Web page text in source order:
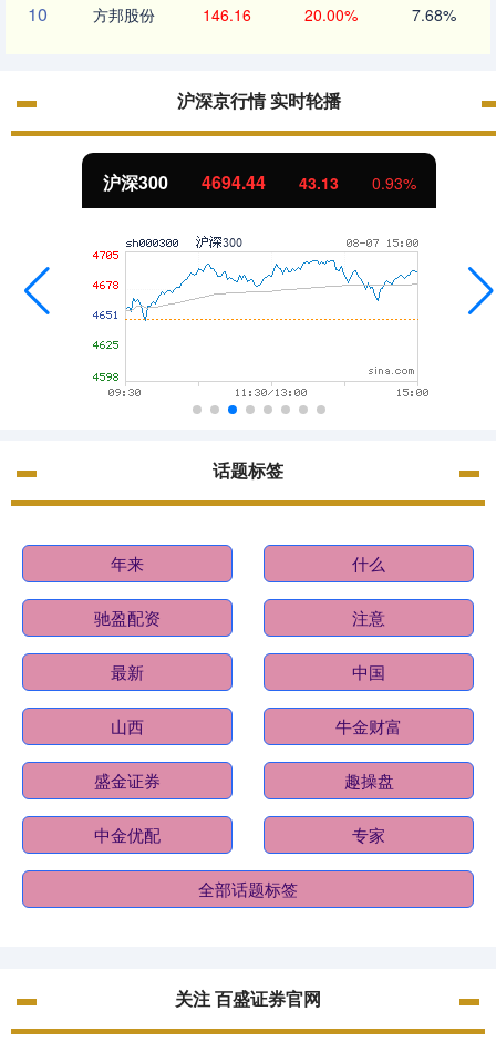
10 方邦股份 146.16 20.00% 7.68%
沪深京行情 实时轮播
沪深300 4694.44 43.13 0.93%
话题标签
年来 什么
驰盈配资 注意
最新 中国
山西 牛金财富
盛金证券 趣操盘
中金优配 专家
全部话题标签
关注 百盛证券官网